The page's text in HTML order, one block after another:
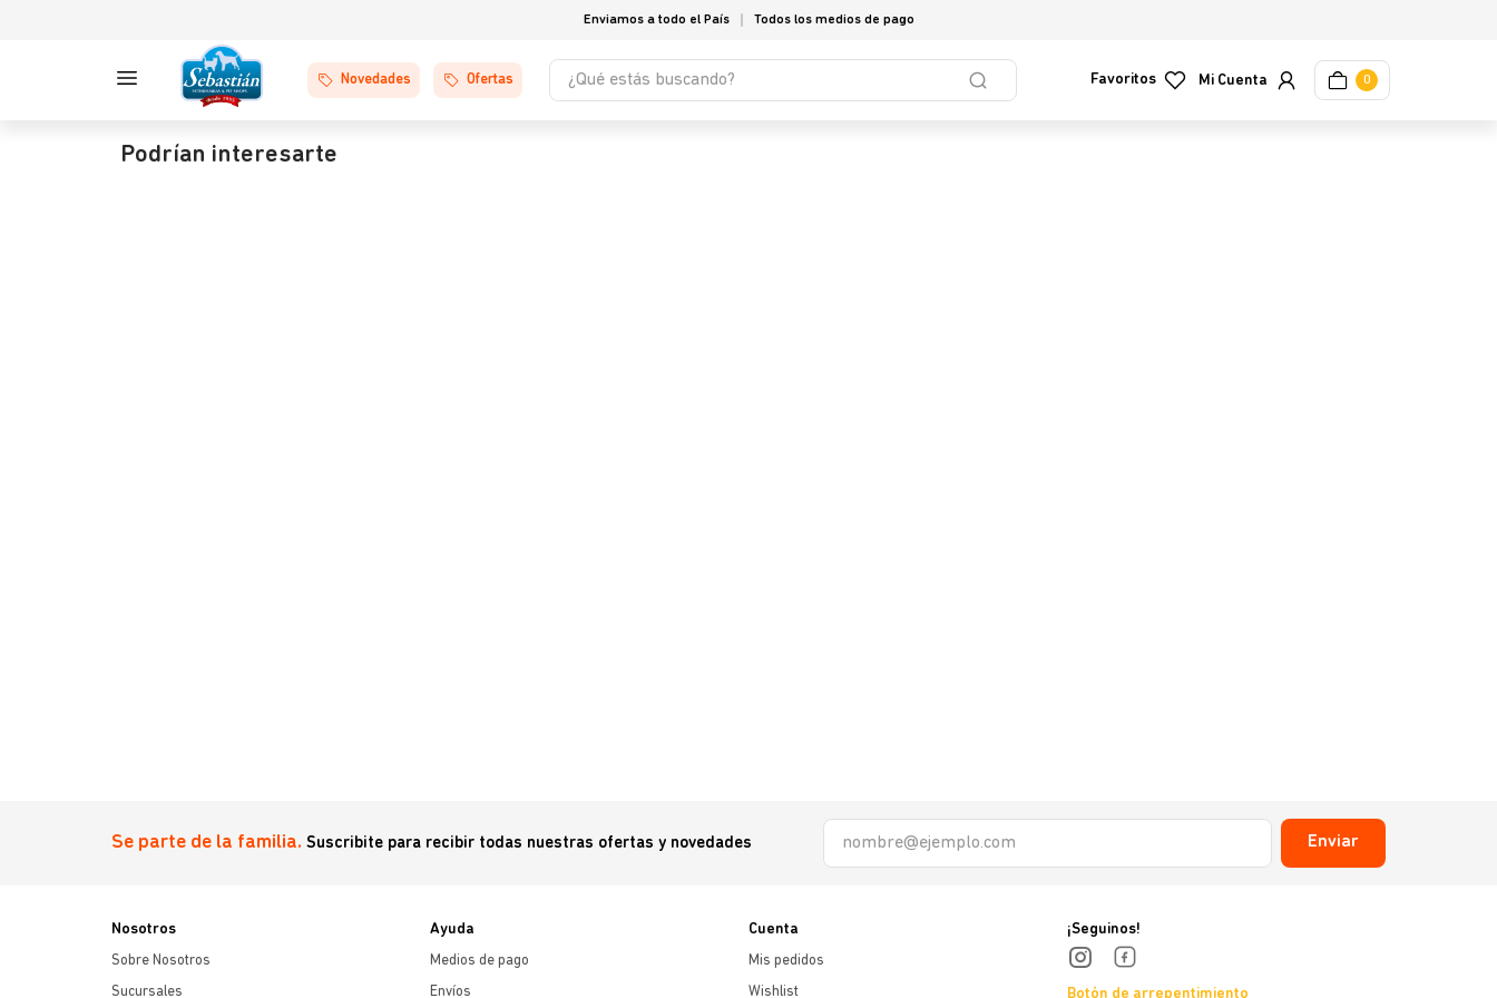
Enviamos a todo el País Todos los medios de pago
Novedades Ofertas
¿Qué estás buscando?
Favoritos 0
Podrían interesarte
Se parte de la familia. Suscribite para recibir todas nuestras ofertas y novedades Enviar
Nosotros
Sobre Nosotros
Sucursales
Ayuda
Medios de pago
Envíos
Cuenta
Mis pedidos
Wishlist
¡Seguinos!
Botón de arrepentimiento